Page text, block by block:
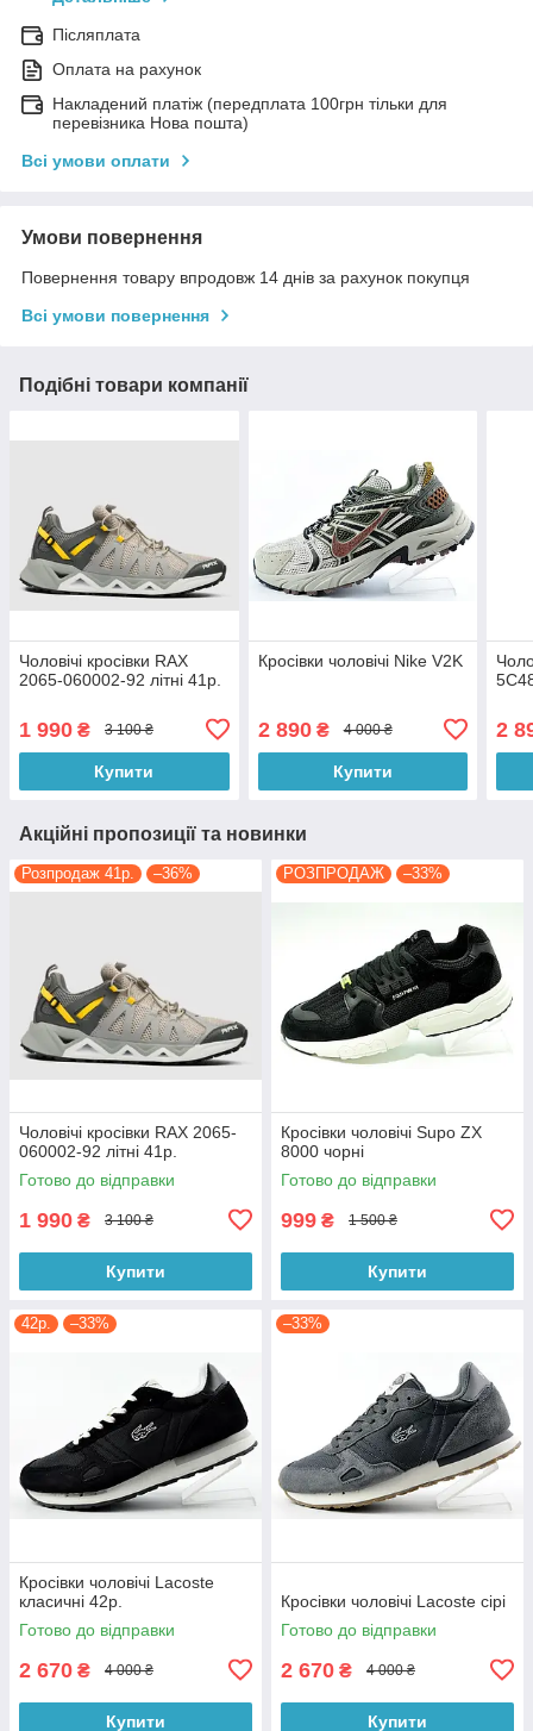
Післяплата
Оплата на рахунок
Накладений платіж (передплата 100грн тільки для
перевізника Нова пошта)
Всі умови оплати
Умови повернення
Повернення товару впродовж 14 днів за рахунок покупця
Всі умови повернення
Подібні товари компанії
Чоловічі кросівки RAX
2065-060002-92 літні 41р.
1 990 ₴ 3 100 ₴
Купити
Кросівки чоловічі Nike V2K
2 890₴ 4 000 ₴
Купити
2
Акційні пропозиції та новинки
Розпродаж 41р. –36%
Чоловічі кросівки RAX 2065-
060002-92 літні 41р.
Готово до відправки
1 990 ₴ 3 100 ₴
Купити
РОЗПРОДАЖ –33%
Кросівки чоловічі Supo ZX
8000 чорні
Готово до відправки
999 ₴ 1 500 ₴
Купити
42р. –33%
Кросівки чоловічі Lacoste
класичні 42р.
Готово до відправки
2 670 ₴ 4 000 ₴
Купити
–33%
Кросівки чоловічі Lacoste сірі
Готово до відправки
2 670 ₴ 4 000 ₴
Купити